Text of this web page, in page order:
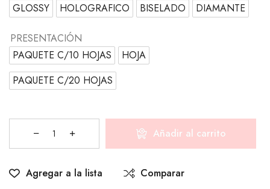
GLOSSY
HOLOGRAFICO BISELADO DIAMANTE
PRESENTACIÓN
PAQUETE C/10 HOJAS
HOJA
PAQUETE C/20 HOJAS
Añadir al carrito
Agregar a la lista Comparar